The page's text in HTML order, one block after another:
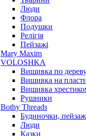
Люди
Флора
Подушки
Релігія
Пейзажі
Mary Maxim
VOLOSHKA
Вишивка по
Вишивка на
Вишивка
Рушники
Bothy Threads
Будиночки,
Люди
Казки